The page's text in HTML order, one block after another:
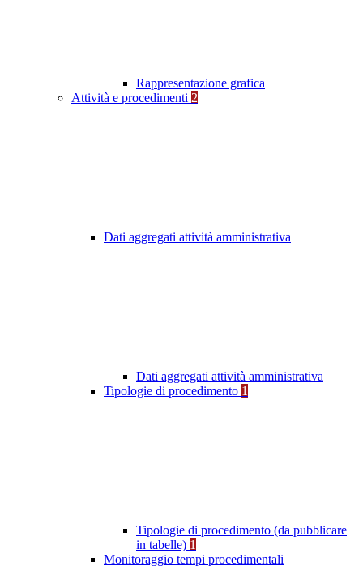
Rappresentazione grafica
Attività e procedimenti 2
Dati aggregati attività amministrativa
Dati aggregati attività amministrativa
Tipologie di procedimento 1
Tipologie di procedimento (da pubblicare
in tabelle) 1
Monitoraggio tempi procedimentali